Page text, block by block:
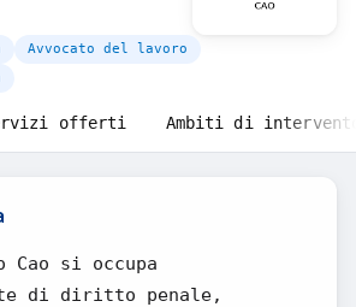
Avvocato del lavoro
offerti Ambiti di
Cao si occupa
di diritto penale,